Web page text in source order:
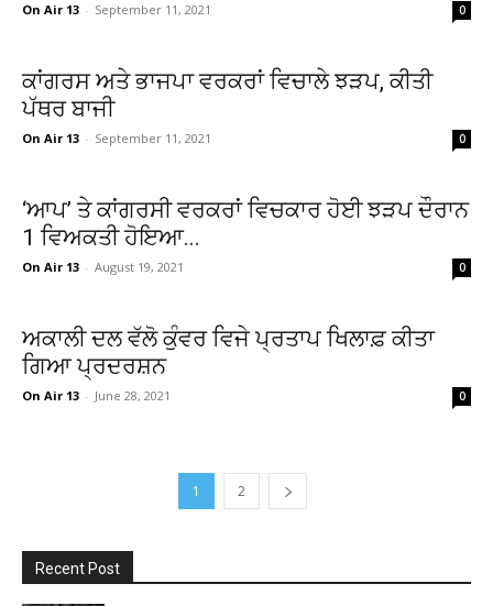
On Air 13 - September 11, 2021 0
ਕਾਂਗਰਸ ਅਤੇ ਭਾਜਪਾ ਵਰਕਰਾਂ ਵਿਚਾਲੇ ਝੜਪ, ਕੀਤੀ
ਪੱਥਰ ਬਾਜੀ
On Air 13 - September 11, 2021 0
‘ਆਪ’ ਤੇ ਕਾਂਗਰਸੀ ਵਰਕਰਾਂ ਵਿਚਕਾਰ ਹੋਈ ਝੜਪ ਦੌਰਾਨ
1 ਵਿਅਕਤੀ ਹੋਇਆ...
On Air 13 - August 19, 2021 0
ਅਕਾਲੀ ਦਲ ਵੱਲੋ ਕੁੰਵਰ ਵਿਜੇ ਪ੍ਰਤਾਪ ਖਿਲਾਫ਼ ਕੀਤਾ
ਗਿਆ ਪ੍ਰਦਰਸ਼ਨ
On Air 13 - June 28, 2021 0
1 2
Recent Post